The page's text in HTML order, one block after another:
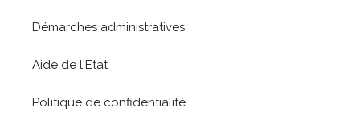
Démarches administratives
Aide de l'Etat
Politique de confidentialité